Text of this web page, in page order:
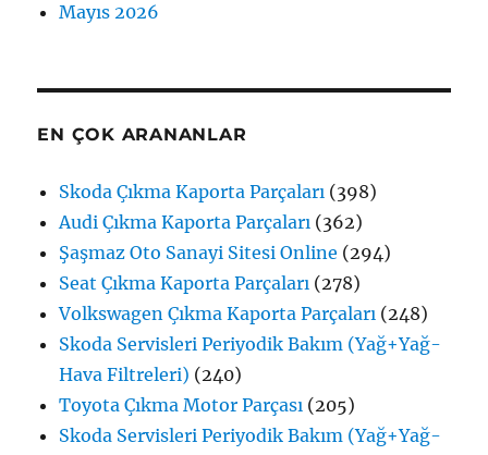
Mayıs 2026
EN ÇOK ARANANLAR
Skoda Çıkma Kaporta Parçaları (398)
Audi Çıkma Kaporta Parçaları (362)
Şaşmaz Oto Sanayi Sitesi Online (294)
Seat Çıkma Kaporta Parçaları (278)
Volkswagen Çıkma Kaporta Parçaları (248)
Skoda Servisleri Periyodik Bakım (Yağ+Yağ-
Hava Filtreleri) (240)
Toyota Çıkma Motor Parçası (205)
Skoda Servisleri Periyodik Bakım (Yağ+Yağ-